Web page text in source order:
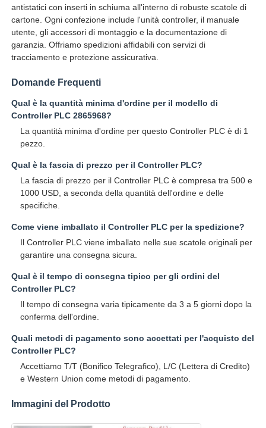
antistatici con inserti in schiuma all'interno di robuste scatole di
cartone. Ogni confezione include l'unità controller, il manuale
utente, gli accessori di montaggio e la documentazione di
garanzia. Offriamo spedizioni affidabili con servizi di
tracciamento e protezione assicurativa.
Domande Frequenti
Qual è la quantità minima d'ordine per il modello di
Controller PLC 2865968?
La quantità minima d'ordine per questo Controller PLC è di 1
pezzo.
Qual è la fascia di prezzo per il Controller PLC?
La fascia di prezzo per il Controller PLC è compresa tra 500 e
1000 USD, a seconda della quantità dell'ordine e delle
specifiche.
Come viene imballato il Controller PLC per la spedizione?
Il Controller PLC viene imballato nelle sue scatole originali per
garantire una consegna sicura.
Qual è il tempo di consegna tipico per gli ordini del
Controller PLC?
Il tempo di consegna varia tipicamente da 3 a 5 giorni dopo la
conferma dell'ordine.
Quali metodi di pagamento sono accettati per l'acquisto del
Controller PLC?
Accettiamo T/T (Bonifico Telegrafico), L/C (Lettera di Credito)
e Western Union come metodi di pagamento.
Immagini del Prodotto